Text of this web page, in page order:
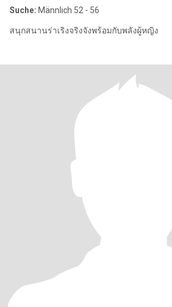
Suche: Männlich 52 - 56
สนุกสนานร่าเริงจริงจังพร้อมกับพลังผู้หญิง